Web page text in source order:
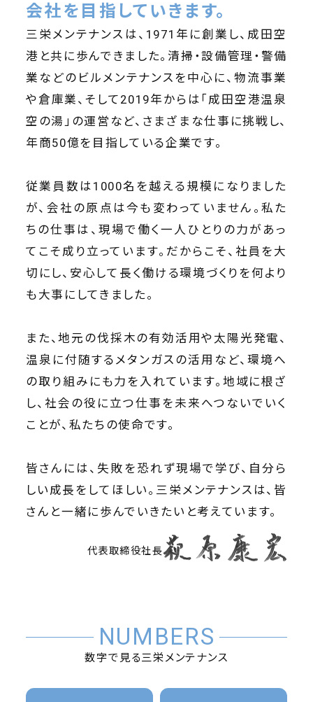
会社を目指していきます。
三栄メンテナンスは、1971年に創業し、成田空
港と共に歩んできました。清掃・設備管理・警備
業などのビルメンテナンスを中心に、物流事業
や倉庫業、そして2019年からは「成田空港温泉
空の湯」の運営など、さまざまな仕事に挑戦し、
年商50億を目指している企業です。
従業員数は1000名を越える規模になりました
が、会社の原点は今も変わっていません。私た
ちの仕事は、現場で働く一人ひとりの力があっ
てこそ成り立っています。だからこそ、社員を大
切にし、安心して長く働ける環境づくりを何より
も大事にしてきました。
また、地元の伐採木の有効活用や太陽光発電、
温泉に付随するメタンガスの活用など、環境へ
の取り組みにも力を入れています。地域に根ざ
し、社会の役に立つ仕事を未来へつないでいく
ことが、私たちの使命です。
皆さんには、失敗を恐れず現場で学び、自分ら
しい成長をしてほしい。三栄メンテナンスは、皆
さんと一緒に歩んでいきたいと考えています。
代表取締役社長
NUMBERS
数字で見る三栄メンテナンス